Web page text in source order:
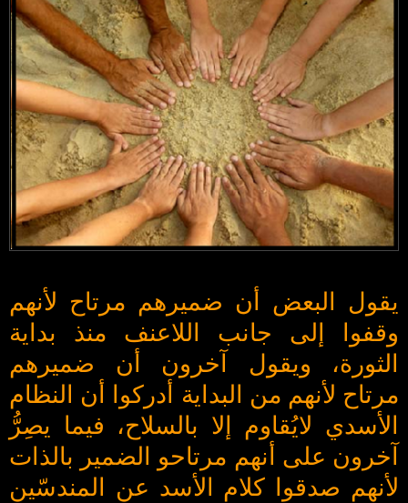
يقول البعض أن ضميرهم مرتاح لأنهم
وقفوا إلى جانب اللاعنف منذ بداية
الثورة، ويقول آخرون أن ضميرهم
مرتاح لأنهم من البداية أدركوا أن النظام
الأسدي لايُقاوم إلا بالسلاح، فيما يصِرُّ
آخرون على أنهم مرتاحو الضمير بالذات
لأنهم صدقوا كلام الأسد عن المندسّين